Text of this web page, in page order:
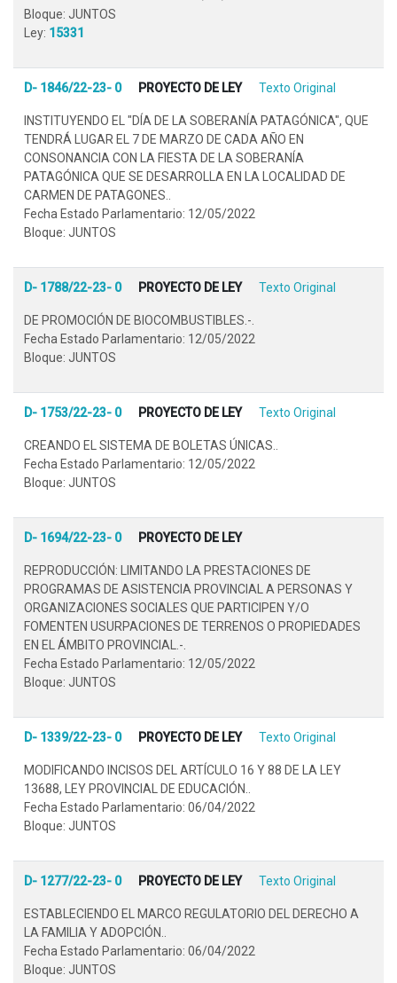
Bloque: JUNTOS
Ley: 15331
D- 1846/22-23- 0 PROYECTO DE LEY Texto Original
INSTITUYENDO EL "DÍA DE LA SOBERANÍA PATAGÓNICA", QUE
TENDRÁ LUGAR EL 7 DE MARZO DE CADA AÑO EN
CONSONANCIA CON LA FIESTA DE LA SOBERANÍA
PATAGÓNICA QUE SE DESARROLLA EN LA LOCALIDAD DE
CARMEN DE PATAGONES..
Fecha Estado Parlamentario: 12/05/2022
Bloque: JUNTOS
D- 1788/22-23- 0 PROYECTO DE LEY Texto Original
DE PROMOCIÓN DE BIOCOMBUSTIBLES.-.
Fecha Estado Parlamentario: 12/05/2022
Bloque: JUNTOS
D- 1753/22-23- 0 PROYECTO DE LEY Texto Original
CREANDO EL SISTEMA DE BOLETAS ÚNICAS..
Fecha Estado Parlamentario: 12/05/2022
Bloque: JUNTOS
D- 1694/22-23- 0 PROYECTO DE LEY
REPRODUCCIÓN: LIMITANDO LA PRESTACIONES DE
PROGRAMAS DE ASISTENCIA PROVINCIAL A PERSONAS Y
ORGANIZACIONES SOCIALES QUE PARTICIPEN Y/O
FOMENTEN USURPACIONES DE TERRENOS O PROPIEDADES
EN EL ÁMBITO PROVINCIAL.-.
Fecha Estado Parlamentario: 12/05/2022
Bloque: JUNTOS
D- 1339/22-23- 0 PROYECTO DE LEY Texto Original
MODIFICANDO INCISOS DEL ARTÍCULO 16 Y 88 DE LA LEY
13688, LEY PROVINCIAL DE EDUCACIÓN..
Fecha Estado Parlamentario: 06/04/2022
Bloque: JUNTOS
D- 1277/22-23- 0 PROYECTO DE LEY Texto Original
ESTABLECIENDO EL MARCO REGULATORIO DEL DERECHO A
LA FAMILIA Y ADOPCIÓN..
Fecha Estado Parlamentario: 06/04/2022
Bloque: JUNTOS